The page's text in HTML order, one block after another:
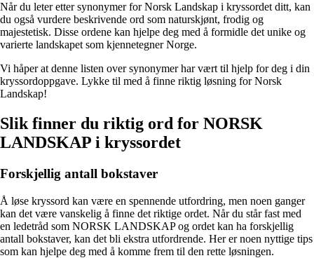
Når du leter etter synonymer for Norsk Landskap i kryssordet ditt, kan
du også vurdere beskrivende ord som naturskjønt, frodig og
majestetisk. Disse ordene kan hjelpe deg med å formidle det unike og
varierte landskapet som kjennetegner Norge.
Vi håper at denne listen over synonymer har vært til hjelp for deg i din
kryssordoppgave. Lykke til med å finne riktig løsning for Norsk
Landskap!
Slik finner du riktig ord for NORSK
LANDSKAP i kryssordet
Forskjellig antall bokstaver
Å løse kryssord kan være en spennende utfordring, men noen ganger
kan det være vanskelig å finne det riktige ordet. Når du står fast med
en ledetråd som NORSK LANDSKAP og ordet kan ha forskjellig
antall bokstaver, kan det bli ekstra utfordrende. Her er noen nyttige tips
som kan hjelpe deg med å komme frem til den rette løsningen.